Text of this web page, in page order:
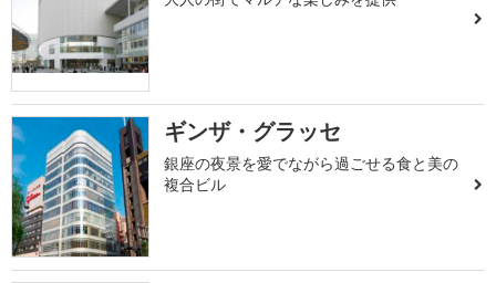
ギンザ・グラッセ
銀座の夜景を愛でながら過ごせる食と美の
複合ビル